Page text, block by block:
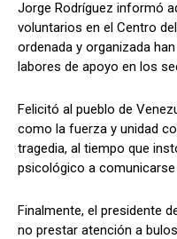
Jorge Rodríguez informó
voluntarios en el Centro
ordenada y organizada
labores de apoyo en los
Felicitó al pueblo de
como la fuerza y unidad
tragedia, al tiempo que
psicológico a comunicarse
Finalmente, el presidente
no prestar atención a